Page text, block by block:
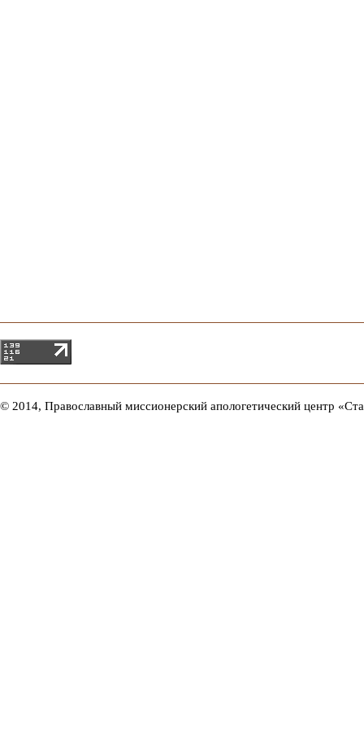
© 2014, Православный миссионерский апологетический центр